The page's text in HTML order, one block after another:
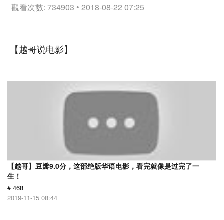
觀看次數: 734903 • 2018-08-22 07:25
【越哥说电影】
【越哥】豆瓣9.0分，这部绝版华语电影，看完就像是过完了一
生！
# 468
2019-11-15 08:44